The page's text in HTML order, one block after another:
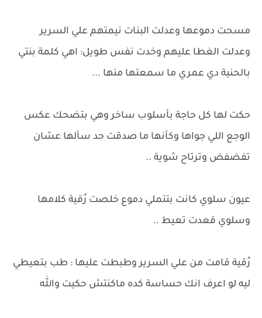
مسحت دموعها وعدلت البنات نيمتهم علي السرير
وعدلت الغطا عليهم وخدت نفس طويل: اهي كلمة بنتي
بالحنية دي عمري ما سمعتها منها ...
حكت لها كل حاجة بأسلوب ساخر وهي بتضحك عكس
الوجع اللي جواها وكأنها ما صدقت حد سألها عشان
تفضفض وترتاح شوية ..
عيون سلوي كانت بتتملي دموع خلصت رُقية كلامها
وسلوي قعدت تعيط ..
رُقية قامت من علي السرير وطبطت عليها : طب بتعيطي
ليه لو اعرف انك حساسة كده ماكنتش حكيت والله